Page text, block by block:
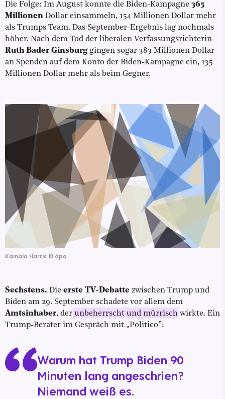
Die Folge: Im August konnte die Biden-Kampagne 365
Millionen Dollar einsammeln, 154 Millionen Dollar mehr
als Trumps Team. Das September-Ergebnis lag nochmals
höher. Nach dem Tod der liberalen Verfassungsrichterin
Ruth Bader Ginsburggingen sogar 383 Millionen Dollar
an Spenden auf dem Konto der Biden-Kampagne ein, 135
Millionen Dollar mehr als beim Gegner.
Kamala Harris © dpa
Sechstens. Die erste TV-Debatte zwischen Trump und
Biden am 29. September schadete vor allem dem
Amtsinhaber, der unbeherrscht und mürrisch wirkte. Ein
Trump-Berater im Gespräch mit „Politico”:
Warum hat Trump Biden 90
Minuten lang angeschrien?
Niemand weiß es.